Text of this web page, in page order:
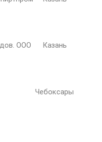
ООО
Казань
Чебоксары